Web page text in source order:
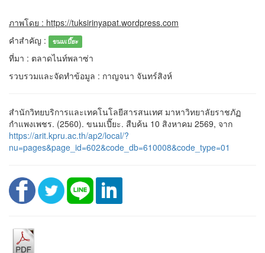
ภาพโดย : https://tuksirinyapat.wordpress.com
คำสำคัญ :
ขนมเปี๊ยะ
ที่มา : ตลาดไนท์พลาซ่า
รวบรวมและจัดทำข้อมูล : กาญจนา จันทร์สิงห์
สำนักวิทยบริการและเทคโนโลยีสารสนเทศ มาหาวิทยาลัยราชภัฏ
กำแพงเพชร. (2560). ขนมเปี๊ยะ. สืบค้น 10 สิงหาคม 2569, จาก
https://arit.kpru.ac.th/ap2/local/?
nu=pages&page_id=602&code_db=610008&code_type=01